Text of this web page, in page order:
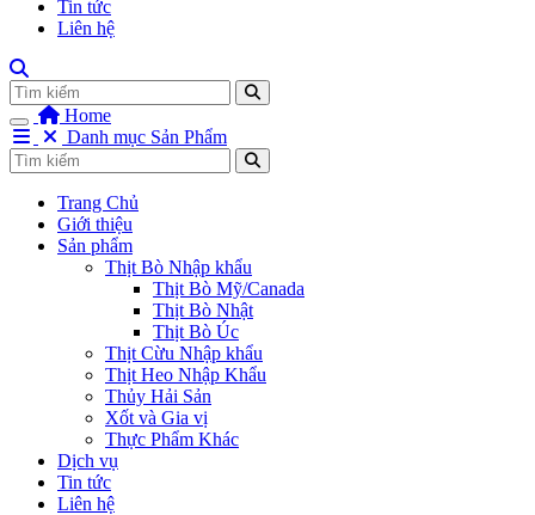
Tin tức
Liên hệ
Home
Danh mục Sản Phẩm
Trang Chủ
Giới thiệu
Sản phẩm
Thịt Bò Nhập khẩu
Thịt Bò Mỹ/Canada
Thịt Bò Nhật
Thịt Bò Úc
Thịt Cừu Nhập khẩu
Thịt Heo Nhập Khẩu
Thủy Hải Sản
Xốt và Gia vị
Thực Phẩm Khác
Dịch vụ
Tin tức
Liên hệ